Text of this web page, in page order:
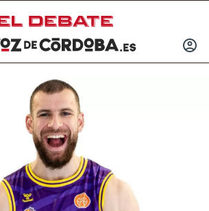
INICIAR